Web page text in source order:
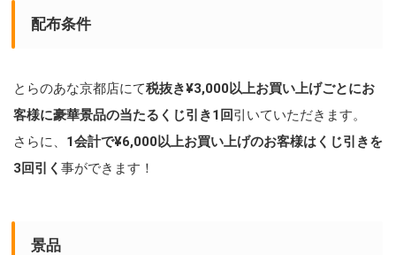
配布条件
とらのあな京都店にて税抜き¥3,000以上お買い上げごとにお
客様に豪華景品の当たるくじ引き1回引いていただきます。
さらに、 1会計で¥6,000以上お買い上げのお客様はくじ引きを
3回引く 事ができます！
景品